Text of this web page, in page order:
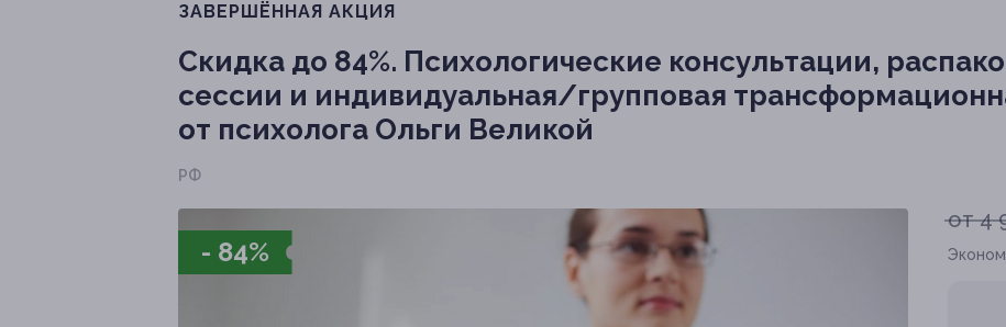
ЗАВЕРШЁННАЯ АКЦИЯ
Скидка до 84%. Психологические консультации,
сессии и индивидуальная/групповая
от психолога Ольги Великой
РФ
- 84%
от 4